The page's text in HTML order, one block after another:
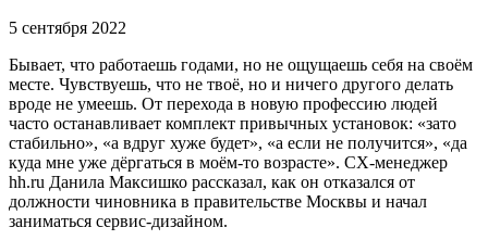
5 сентября 2022
Бывает, что работаешь годами, но не ощущаешь себя на своём
месте. Чувствуешь, что не твоё, но и ничего другого делать
вроде не умеешь. От перехода в новую профессию людей
часто останавливает комплект привычных установок: «зато
стабильно», «а вдруг хуже будет», «а если не получится», «да
куда мне уже дёргаться в моём-то возрасте». CX-менеджер
hh.ru Данила Максишко рассказал, как он отказался от
должности чиновника в правительстве Москвы и начал
заниматься сервис-дизайном.